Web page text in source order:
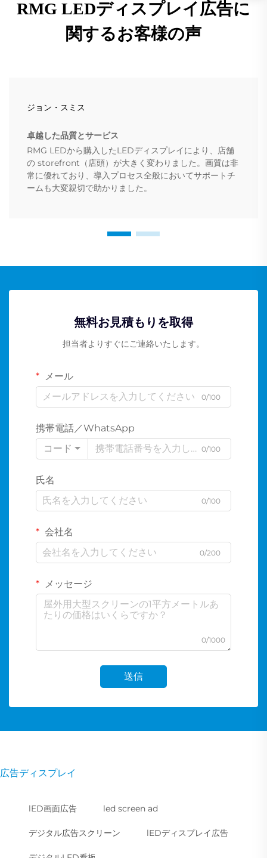
RMG LEDディスプレイ広告に
関するお客様の声
ジョン・スミス
卓越した品質とサービス
RMG LEDから購入したLEDディスプレイにより、店舗
の storefront（店頭）が大きく変わりました。画質は非
常に優れており、導入プロセス全般においてサポートチ
ームも大変親切で助かりました。
無料お見積もりを取得
担当者よりすぐにご連絡いたします。
メール
0/100
携帯電話／WhatsApp
コード
0/100
氏名
0/100
会社名
0/200
メッセージ
0/1000
送信
広告ディスプレイ
lED画面広告 led screen ad
デジタル広告スクリーン lEDディスプレイ広告